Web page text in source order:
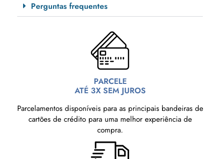
Perguntas frequentes
PARCELE
ATÉ 3X SEM JUROS
Parcelamentos disponíveis para as principais bandeiras de
cartões de crédito para uma melhor experiência de
compra.